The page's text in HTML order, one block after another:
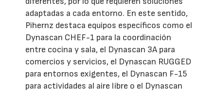
adaptadas a cada entorno. En este sentido,
Pihernz destaca equipos específicos como el
Dynascan CHEF-1 para la coordinación
entre cocina y sala, el Dynascan 3A para
comercios y servicios, el Dynascan RUGGED
para entornos exigentes, el Dynascan F-15
para actividades al aire libre o el Dynascan